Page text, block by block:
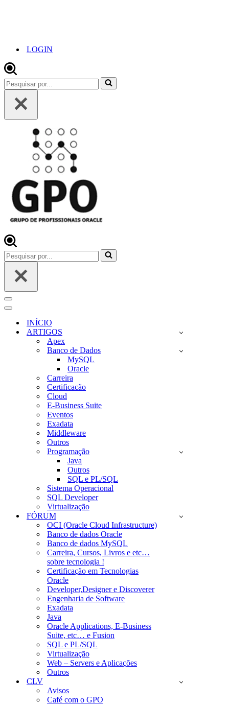
LOGIN
Pesquisar
por...
Pesquisar
por...
Menu
de
navegação
Menu
navegaçãoINÍCIO
ARTIGOS
Apex
Banco de Dados
MySQL
Oracle
Carreira
Certificacão
Cloud
E-Business Suite
Eventos
Exadata
Middleware
Outros
Programação
Java
Outros
SQL e PL/SQL
Sistema Operacional
SQL Developer
Virtualização
FÓRUM
OCI (Oracle Cloud Infrastructure)
Banco de dados Oracle
Banco de dados MySQL
Carreira, Cursos, Livros e etc…
sobre tecnologia !
Certificação em Tecnologias
Oracle
Developer,Designer e Discoverer
Engenharia de Software
Exadata
Java
Oracle Applications, E-Business
Suite, etc… e Fusion
SQL e PL/SQL
Virtualização
Web – Servers e Aplicações
Outros
CLV
Avisos
Café com o GPO